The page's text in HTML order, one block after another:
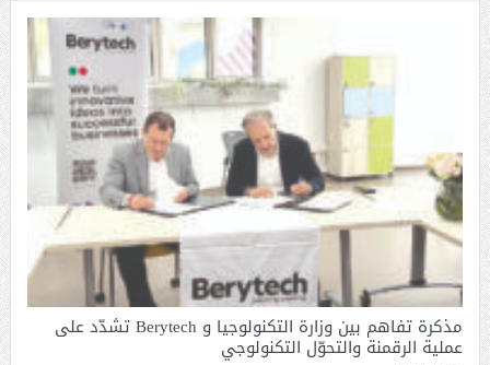
مذكرة تفاهم بين وزارة التكنولوجيا و Berytech تشدّد على
عملية الرقمنة والتحوّل التكنولوجي